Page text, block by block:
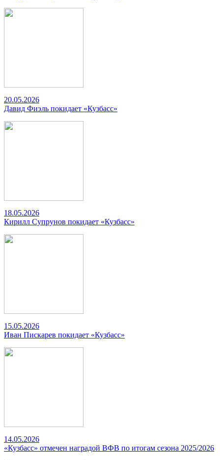
20.05.2026
Давид Фиэль покидает «Кузбасс»
18.05.2026
Кирилл Супрунов покидает «Кузбасс»
15.05.2026
Иван Пискарев покидает «Кузбасс»
14.05.2026
«Кузбасс» отмечен наградой ВФВ по итогам сезона 2025/2026